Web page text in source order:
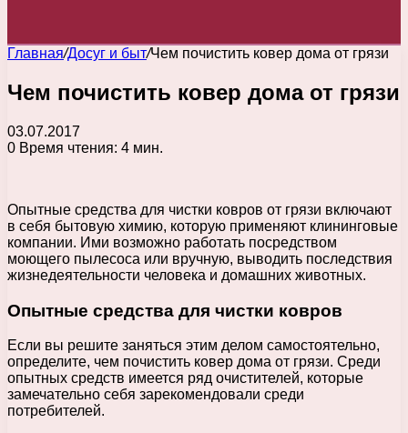
Главная/Досуг и быт/Чем почистить ковер дома от грязи
Чем почистить ковер дома от грязи
03.07.2017
0 Время чтения: 4 мин.
Опытные средства для чистки ковров от грязи включают
в себя бытовую химию, которую применяют клининговые
компании. Ими возможно работать посредством
моющего пылесоса или вручную, выводить последствия
жизнедеятельности человека и домашних животных.
Опытные средства для чистки ковров
Если вы решите заняться этим делом самостоятельно,
определите, чем почистить ковер дома от грязи. Среди
опытных средств имеется ряд очистителей, которые
замечательно себя зарекомендовали среди
потребителей.